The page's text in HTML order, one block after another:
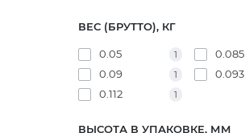
ВЕС (БРУТТО), КГ
0.05 1 0.085
0.09 1 0.093
0.112 1
ВЫСОТА В УПАКОВКЕ, ММ